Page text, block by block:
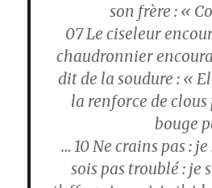
son frère : «
07Le ciseleur
chaudronnier
dit de la soudure : «
la renforce de clous
bouge
… 10Ne crains pas : je
sois pas troublé : je